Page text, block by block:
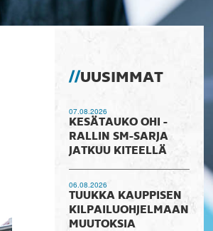
UUSIMMAT
07.08.2026
KESÄTAUKO OHI -
RALLIN SM-SARJA
JATKUU KITEELLÄ
06.08.2026
TUUKKA KAUPPISEN
KILPAILUOHJELMAAN
MUUTOKSIA